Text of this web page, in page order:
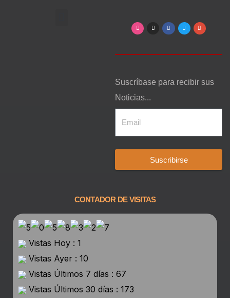
Suscríbase para recibir sus
Noticias...
Suscribirse
CONTADOR DE VISITAS
Vistas Hoy : 1
Vistas Ayer : 10
Vistas Últimos 7 días : 67
Vistas Últimos 30 días : 173